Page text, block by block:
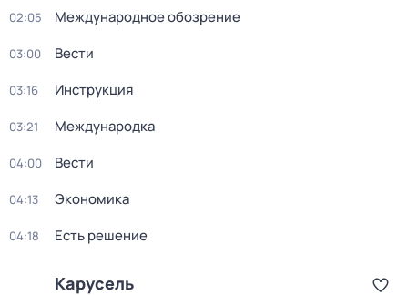
02:05 Международное обозрение
03:00 Вести
03:16 Инструкция
03:21 Международка
04:00 Вести
04:13 Экономика
04:18 Есть решение
Карусель